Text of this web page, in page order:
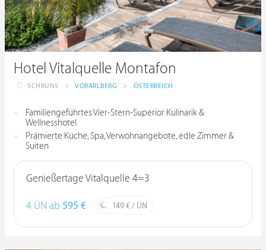
Hotel Vitalquelle Montafon
SCHRUNS > VORARLBERG > ÖSTERREICH
Familiengeführtes Vier-Stern-Superior Kulinarik &
Wellnesshotel
Prämierte Küche, Spa, Verwöhnangebote, edle Zimmer &
Suiten
Genießertage Vitalquelle 4=3
4 ÜN ab 595 € 149 € / ÜN